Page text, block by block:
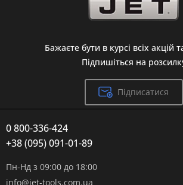
Бажаєте бути в курсі всіх акцій
Підпишіться на
Підписатися
0 800-336-424
+38 (095) 091-01-89
Пн-Нд з 09:00 до 18:00
info@jet-tools.com.ua